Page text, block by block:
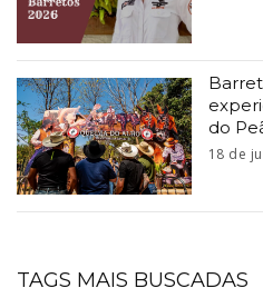
do
18 de
TAGS MAIS BUSCADAS